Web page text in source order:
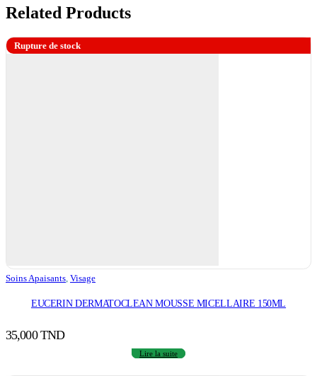
Related Products
Rupture de stock
Soins Apaisants Visage
EUCERIN DERMATOCLEAN MOUSSE MICELLAIRE 150ML
35,000TND
Lire la suite